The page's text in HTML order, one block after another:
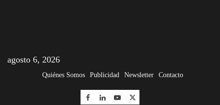
agosto 6, 2026
Quiénes Somos Publicidad Newsletter Contacto